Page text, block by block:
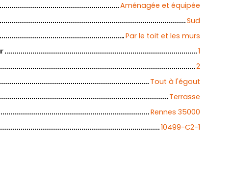
Aménagée et équipée
Sud
Par le toit et les murs
1
2
Tout à l'égout
Terrasse
Rennes 35000
10499-C2-1